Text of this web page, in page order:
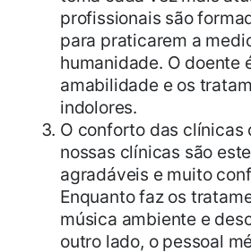
profissionais são
para praticarem a
humanidade. O doente
amabilidade e os
indolores.
O conforto das clínicas
nossas clínicas são
agradáveis e muito
Enquanto faz os
música ambiente e
outro lado, o pessoal